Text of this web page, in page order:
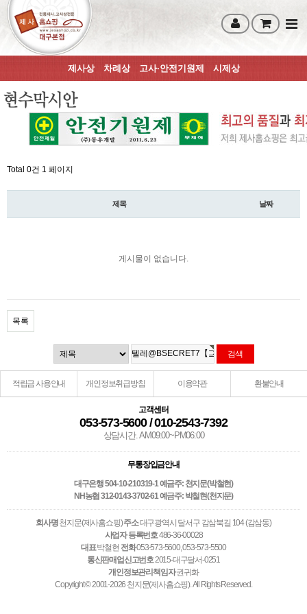
제사상 차례상 고사·안전기원제 시제상
Total 0건 1 페이지
제목 날짜
게시물이 없습니다.
목록
적립금 사용안내 개인정보취급방침 이용약관 환불안내
고객센터
053-573-5600 / 010-2543-7392
상담시간. AM09:00~PM06:00
무통장입금안내
대구은행 504-10-210319-1 예금주: 천지문(박철현)
NH농협 312-0143-3702-61 예금주: 박철현(천지문)
회사명천지문(제사홈쇼핑)주소대구광역시 달서구 감삼북길 104 (감삼동)
사업자 등록번호486-36-00028
대표박철현 전화053-573-5600, 053-573-5500
통신판매업신고번호2015-대구달서-0251
개인정보관리책임자권귀화
Copyright © 2001-2026 천지문(제사홈쇼핑). All Rights Reserved.